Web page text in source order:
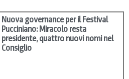
Nuova governance per il Festival
Pucciniano: Miracolo resta
presidente, quattro nuovi nomi nel
Consiglio